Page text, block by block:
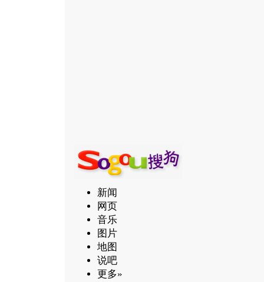
新闻
网页
音乐
图片
地图
说吧
更多»